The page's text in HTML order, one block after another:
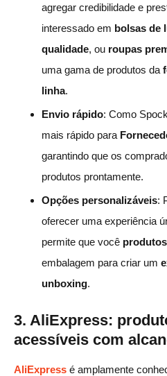
agregar credibilidade e
interessado em bolsas de
qualidade, ou roupas
uma gama de produtos da
linha.
Envio rápido: Como
mais rápido para
garantindo que os
produtos prontamente.
Opções personalizáveis:
oferecer uma experiência
permite que você
embalagem para criar um
unboxing.
3. AliExpress:
acessíveis com
AliExpress é amplamente